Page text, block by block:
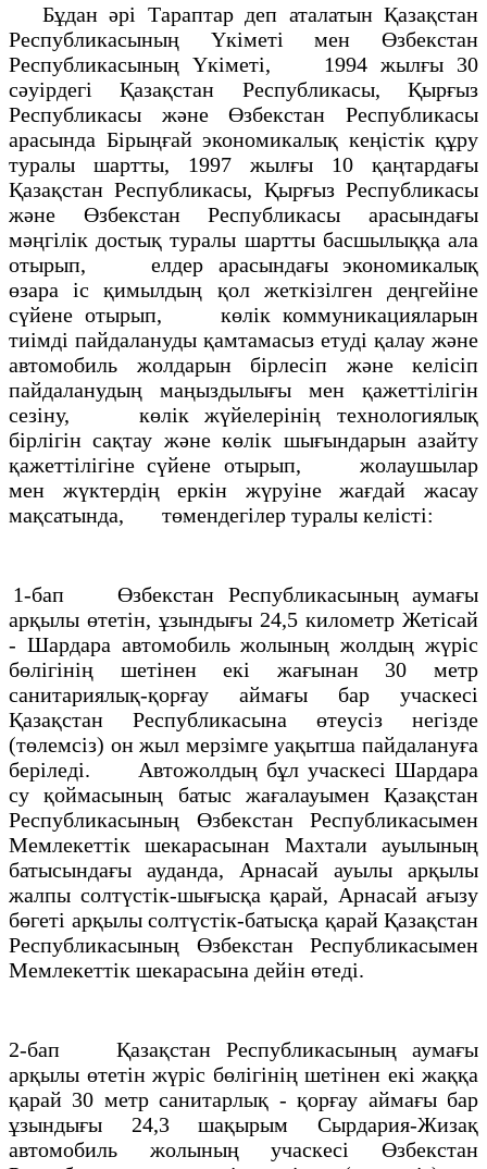
Бұдан әрі Тараптар деп аталатын Қазақстан
Республикасының Үкіметі мен Өзбекстан
Республикасының Үкіметі, 1994 жылғы 30
сәуірдегі Қазақстан Республикасы, Қырғыз
Республикасы және Өзбекстан Республикасы
арасында Бірыңғай экономикалық кеңістік құру
туралы шартты, 1997 жылғы 10 қаңтардағы
Қазақстан Республикасы, Қырғыз Республикасы
және Өзбекстан Республикасы арасындағы
мәңгілік достық туралы шартты басшылыққа ала
отырып, елдер арасындағы экономикалық
өзара іс қимылдың қол жеткізілген деңгейіне
сүйене отырып, көлік коммуникацияларын
тиімді пайдалануды қамтамасыз етуді қалау және
автомобиль жолдарын бірлесіп және келісіп
пайдаланудың маңыздылығы мен қажеттілігін
сезіну, көлік жүйелерінің технологиялық
бірлігін сақтау және көлік шығындарын азайту
қажеттілігіне сүйене отырып, жолаушылар
мен жүктердің еркін жүруіне жағдай жасау
мақсатында, төмендегілер туралы келісті:
1-бап Өзбекстан Республикасының аумағы
арқылы өтетін, ұзындығы 24,5 километр Жетісай
- Шардара автомобиль жолының жолдың жүріс
бөлігінің шетінен екі жағынан 30 метр
санитариялық-қорғау аймағы бар учаскесі
Қазақстан Республикасына өтеусіз негізде
(төлемсіз) он жыл мерзімге уақытша пайдалануға
беріледі. Автожолдың бұл учаскесі Шардара
су қоймасының батыс жағалауымен Қазақстан
Республикасының Өзбекстан Республикасымен
Мемлекеттік шекарасынан Махтали ауылының
батысындағы ауданда, Арнасай ауылы арқылы
жалпы солтүстік-шығысқа қарай, Арнасай ағызу
бөгеті арқылы солтүстік-батысқа қарай Қазақстан
Республикасының Өзбекстан Республикасымен
Мемлекеттік шекарасына дейін өтеді.
2-бап Қазақстан Республикасының аумағы
арқылы өтетін жүріс бөлігінің шетінен екі жаққа
қарай 30 метр санитарлық - қорғау аймағы бар
ұзындығы 24,3 шақырым Сырдария-Жизақ
автомобиль жолының учаскесі Өзбекстан